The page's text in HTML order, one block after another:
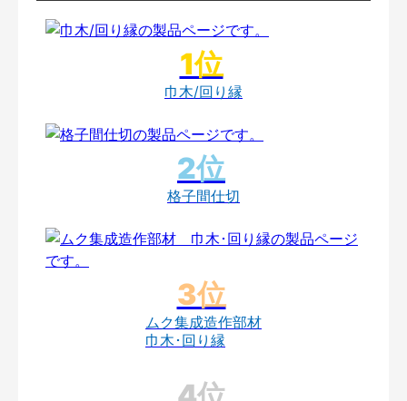
巾木/回り縁
格子間仕切
ムク集成造作部材
巾木･回り縁